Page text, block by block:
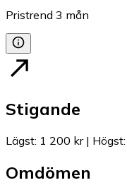
Pristrend 3 mån
Stigande
Lägst: 1 200 kr| Högst:
Omdömen